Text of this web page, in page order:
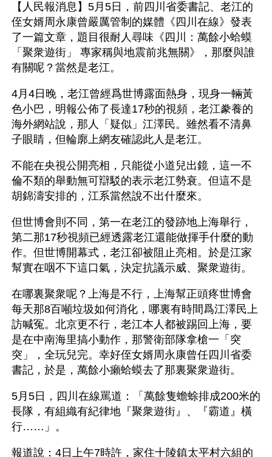
【人民報消息】5月5日，前四川省委書記、老江的
侄女婿周永康曾嚴厲管制的媒體《四川在線》發表
了一篇文章，題目很耐人尋味《四川：萬餘小蛤蟆
「聚衆遊街」 專家稱與地震前兆無關》，那麼與誰
有關呢？當然是老江。
4月4日晚，老江曾經爲世博露面熱身，現身一輛黃
色小巴，明報公佈了長達17秒的視頻，老江豢養的
海外網站說，那人「疑似」江澤民。雖然看不清鼻
子眼睛，但輪廓上網友確認此人是老江。
不能在央視公開亮相，只能從小道兒出鏡，這一不
倫不類的舉動無可辯駁的表示老江勢衰。但這不是
胡錦濤安排的，江系當然說不出什麼來。
但世博會則不同，第一在老江的發跡地上海舉行，
第二那17秒視頻已經透露老江還能做揮手什麼的動
作。但世博開幕式，老江卻被阻止亮相。於是江家
幫實在咽不下這口氣，決定抗議示威、聚衆遊街。
在哪裏聚衆呢？上海是不行，上海幫正頭疼世博會
每天那8百噸垃圾如何消化，哪裏有時間爲江澤民上
訪喊冤。北京更不行，老江本人都被踢回上海，要
是在中南海里搞小動作，那警衛部隊拿槍一「突
突」，全玩兒完。幸好侄女婿周永康曾任四川省委
書記，於是，萬餘小癩蛤蟆去了那裏聚衆遊街。
5月5日，四川在線罵道：「萬餘隻蟾蜍排成200米的
長隊，有組織有紀律地『聚衆遊街』、『霸道』橫
行……」。
報道說：4日上午7時許，家住十陵鎮太平村六組的